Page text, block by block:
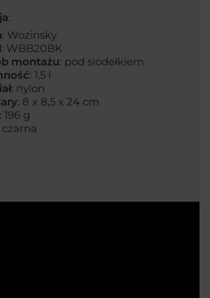
:
: Wozinsky
: WBB20BK
montażu: pod siodełkiem
: 1,5 l
: nylon
: 8 x 8,5 x 24 cm
: 196 g
czarna